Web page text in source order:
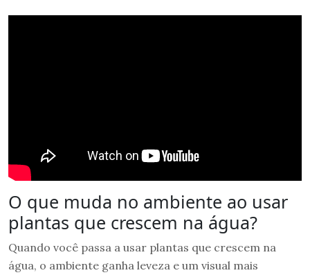
O que muda no ambiente ao usar
plantas que crescem na água?
Quando você passa a usar plantas que crescem na
água, o ambiente ganha leveza e um visual mais